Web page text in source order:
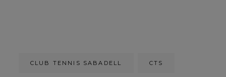
CLUB TENNIS SABADELL CTS